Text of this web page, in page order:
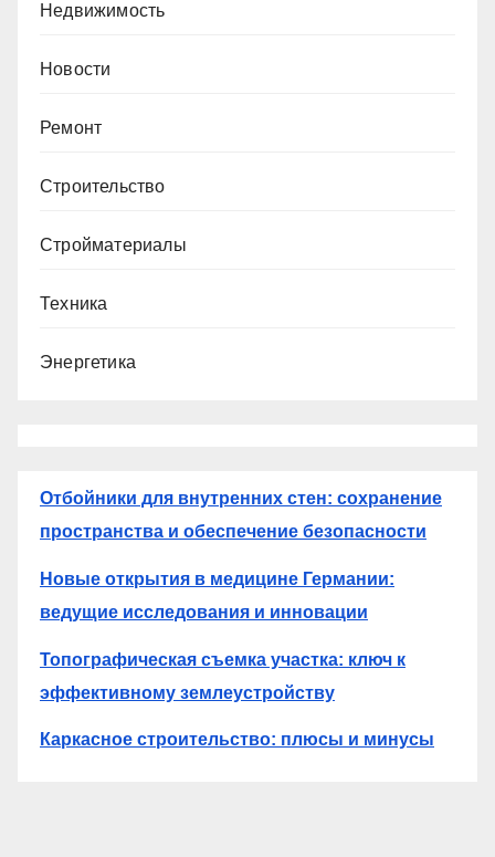
Недвижимость
Новости
Ремонт
Строительство
Стройматериалы
Техника
Энергетика
Отбойники для внутренних стен: сохранение
пространства и обеспечение безопасности
Новые открытия в медицине Германии:
ведущие исследования и инновации
Топографическая съемка участка: ключ к
эффективному землеустройству
Каркасное строительство: плюсы и минусы